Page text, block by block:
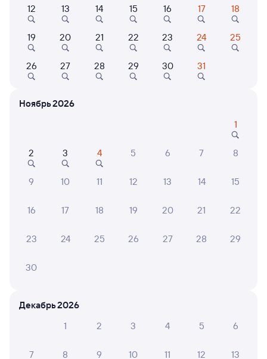
123Н Проходящий 7,5
17:15 11:05
Маршрут
Купе
от 8 ⁠235 ⁠₽
Плацкарт
8 ⁠582 ⁠₽
Даже если сейчас нет мест
Отели в Ртищеве
Путешественникам нравятся эти варианты
12 13 14 15 16 17 18
19 20 21 22 23 24 25
26 27 28 29 30 31
Ноябрь 2026
1
2 3 4 5 6 7 8
9 10 11 12 13 14 15
16 17 18 19 20 21 22
23 24 25 26 27 28 29
30
Декабрь 2026
1
2 3 4 5 6
7 8 9 10 11 12 13